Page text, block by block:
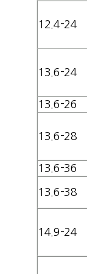
12.4-24
13.6-24
13.6-26
13.6-28
13.6-36
13.6-38
14.9-24